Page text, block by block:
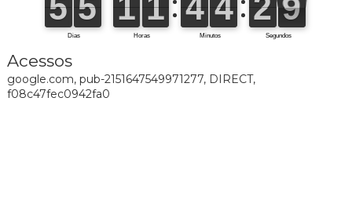
Acessos
google.com, pub-2151647549971277, DIRECT,
f08c47fec0942fa0